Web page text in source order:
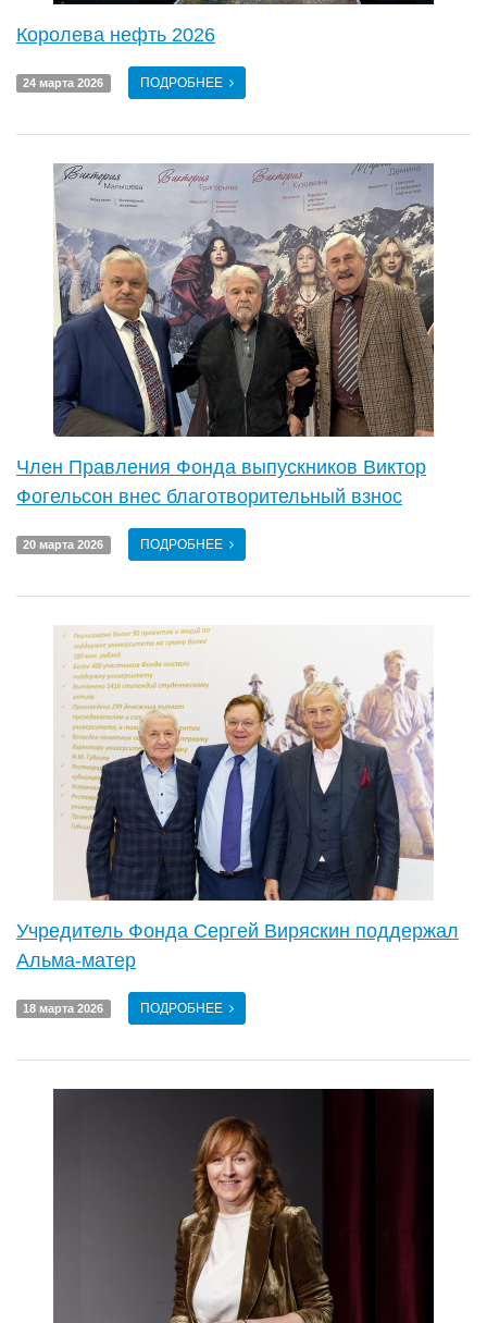
Королева нефть 2026
24 марта 2026 ПОДРОБНЕЕ
Член Правления Фонда выпускников Виктор
Фогельсон внес благотворительный взнос
20 марта 2026 ПОДРОБНЕЕ
Учредитель Фонда Сергей Виряскин поддержал
Альма-матер
18 марта 2026 ПОДРОБНЕЕ